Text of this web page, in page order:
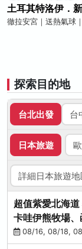
土耳其特洛伊．
徹拉安宮｜送熱氣球
探索目的地
台北出發 台
日本旅遊
詳細日本旅遊
超值紫愛北海道
卡哇伊熊牧場
酒暢飲
08/16, 08/18,